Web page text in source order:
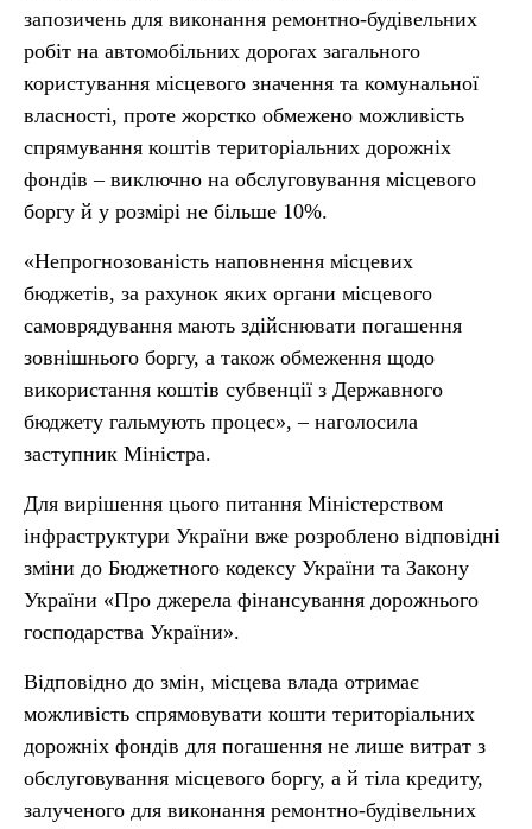
запозичень для виконання ремонтно-будівельних
робіт на автомобільних дорогах загального
користування місцевого значення та комунальної
власності, проте жорстко обмежено можливість
спрямування коштів територіальних дорожніх
фондів – виключно на обслуговування місцевого
боргу й у розмірі не більше 10%.
«Непрогнозованість наповнення місцевих
бюджетів, за рахунок яких органи місцевого
самоврядування мають здійснювати погашення
зовнішнього боргу, а також обмеження щодо
використання коштів субвенції з Державного
бюджету гальмують процес», – наголосила
заступник Міністра.
Для вирішення цього питання Міністерством
інфраструктури України вже розроблено відповідні
зміни до Бюджетного кодексу України та Закону
України «Про джерела фінансування дорожнього
господарства України».
Відповідно до змін, місцева влада отримає
можливість спрямовувати кошти територіальних
дорожніх фондів для погашення не лише витрат з
обслуговування місцевого боргу, а й тіла кредиту,
залученого для виконання ремонтно-будівельних